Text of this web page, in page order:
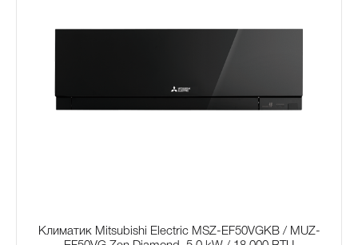
Климатик Mitsubishi Electric MSZ-EF50VGKB / MUZ-